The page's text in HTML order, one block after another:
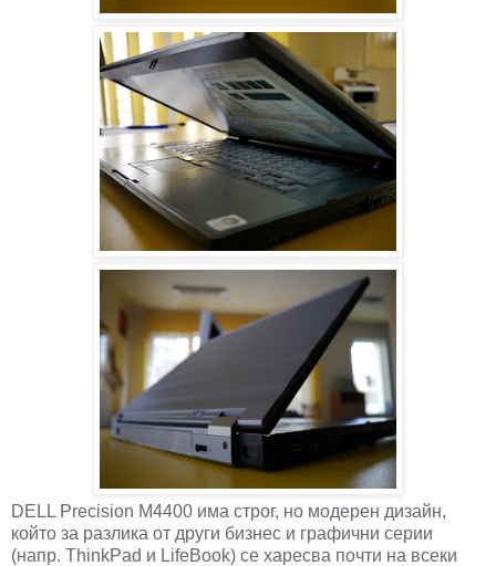
DELL Precision M4400 има строг, но модерен дизайн,
който за разлика от други бизнес и графични серии
(напр. ThinkPad и LifeBook) се харесва почти на всеки